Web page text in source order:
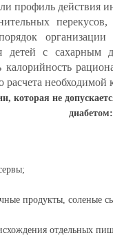
профиль действия
детей с сахарным
калорийность
расчета
которая не
диабетом:
продукты, соленые
отдельных